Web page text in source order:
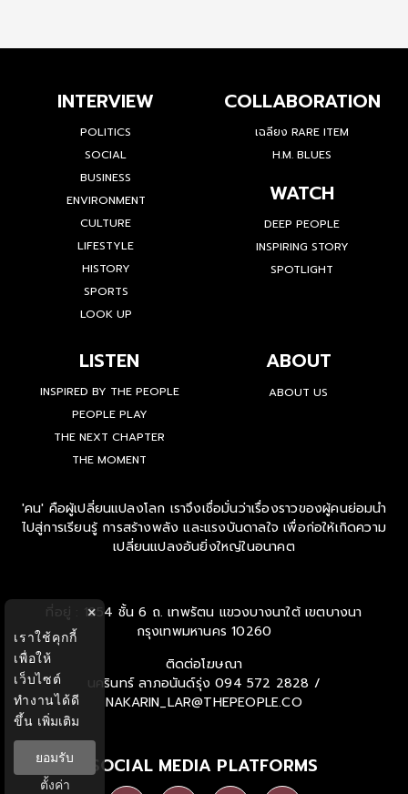
INTERVIEW
POLITICS
SOCIAL
BUSINESS
ENVIRONMENT
CULTURE
LIFESTYLE
HISTORY
SPORTS
LOOK UP
COLLABORATION
เฉลียง RARE ITEM
H.M. BLUES
WATCH
DEEP PEOPLE
INSPIRING STORY
SPOTLIGHT
LISTEN
INSPIRED BY THE PEOPLE
PEOPLE PLAY
THE NEXT CHAPTER
THE MOMENT
ABOUT
ABOUT US
'คน' คือผู้เปลี่ยนแปลงโลก เราจึงเชื่อมั่นว่าเรื่องราวของผู้คนย่อมนำ
ไปสู่การเรียนรู้ การสร้างพลัง และแรงบันดาลใจ เพื่อก่อให้เกิดความ
เปลี่ยนแปลงอันยิ่งใหญ่ในอนาคต
ที่อยู่ : 1854 ชั้น 6 ถ. เทพรัตน แขวงบางนาใต้ เขตบางนา
กรุงเทพมหานคร 10260
ติดต่อโฆษณา
นครินทร์ ลาภอนันด์รุ่ง 094 572 2828 /
NAKARIN_LAR@THEPEOPLE.CO
SOCIAL MEDIA PLATFORMS
×
เราใช้คุกกี้
เพื่อให้
เว็บไซต์
ทำงานได้ดี
ขึ้น เพิ่มเติม
ยอมรับ
ตั้งค่า